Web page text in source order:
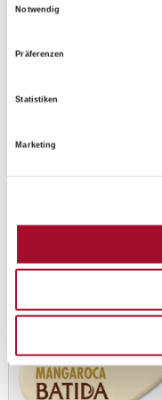
Notwendig
Präferenzen
Statistiken
Marketing